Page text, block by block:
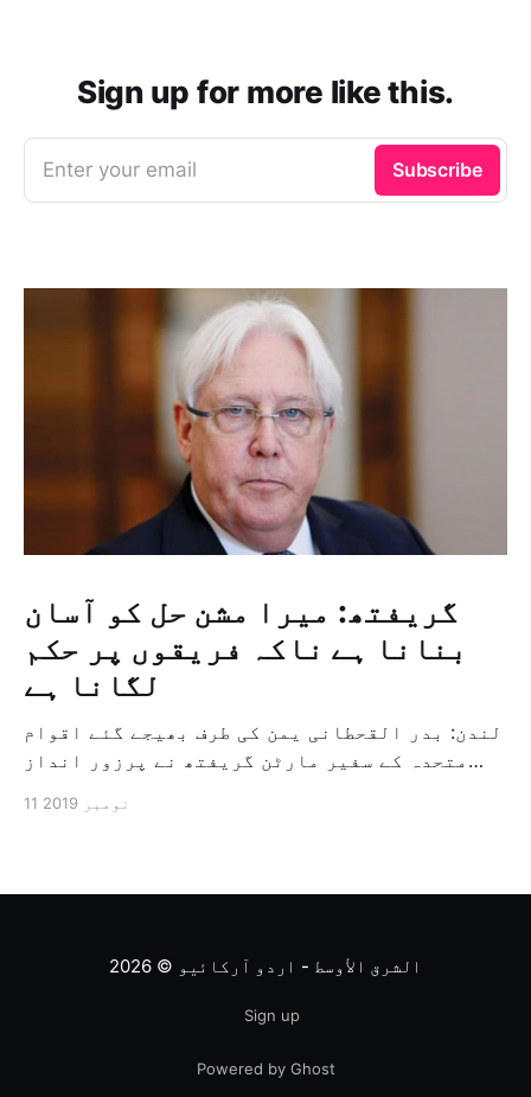
Sign up for more like this.
Enter your email Subscribe
گریفتھ: میرا مشن حل کو آسان
بنانا ہے ناکہ فریقوں پر حکم
لگانا ہے
لندن: بدر القحطانی یمن کی طرف بھیجے گئے اقوام
متحدہ کے سفیر مارٹن گریفتھ نے پرزور انداز
ثالثی اور اس کشمکش کی حدبندی کرنے کے لئے ایک
11 نومبر 2019
الشرق الأوسط - اردو آرکائیو © 2026
Sign up
Powered by Ghost